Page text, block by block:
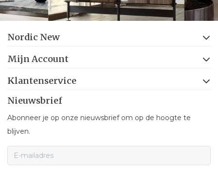
Nordic New
Mijn Account
Klantenservice
Nieuwsbrief
Abonneer je op onze nieuwsbrief om op de hoogte te
blijven.